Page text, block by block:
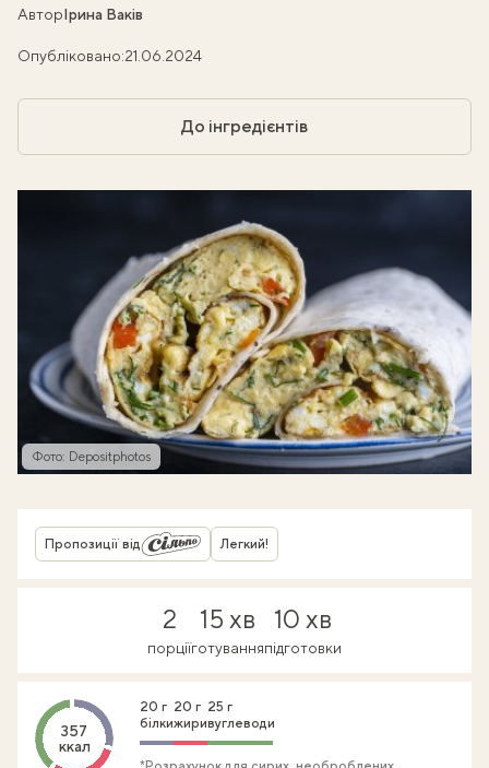
АвторІрина Ваків
Опубліковано:21.06.2024
До інгредієнтів
Фото: Depositphotos
Пропозиції від Легкий!
2
порції
15 хв
готування
10 хв
підготовки
357
ккал
20 г
білки
20 г
жири
25 г
вуглеводи